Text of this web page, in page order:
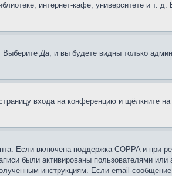
интернет-кафе, университете и т. д.
ВыберитеДа, и вы будете видны только
входа на конференцию и щёлкните
Если включена поддержка COPPA и при
были активированы пользователями
инструкциям. Если email-